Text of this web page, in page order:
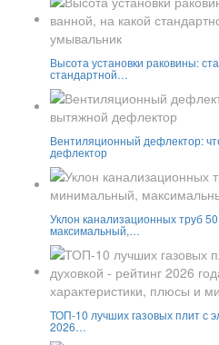
Высота установки раковины:
стандартной…
Вентиляционный дефлектор:
дефлектор
Уклон канализационных труб
максимальный,…
ТОП-10 лучших газовых плит с
2026…